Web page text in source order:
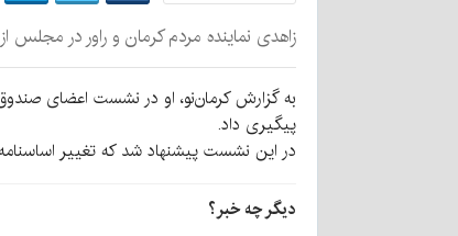
زاهدی نماینده مردم کرمان و راور در
به گزارش کرمان‌نو، او در نشست اعضای
پیگیری داد.
در این نشست پیشنهاد شد که تغییر
دیگر چه خبر؟